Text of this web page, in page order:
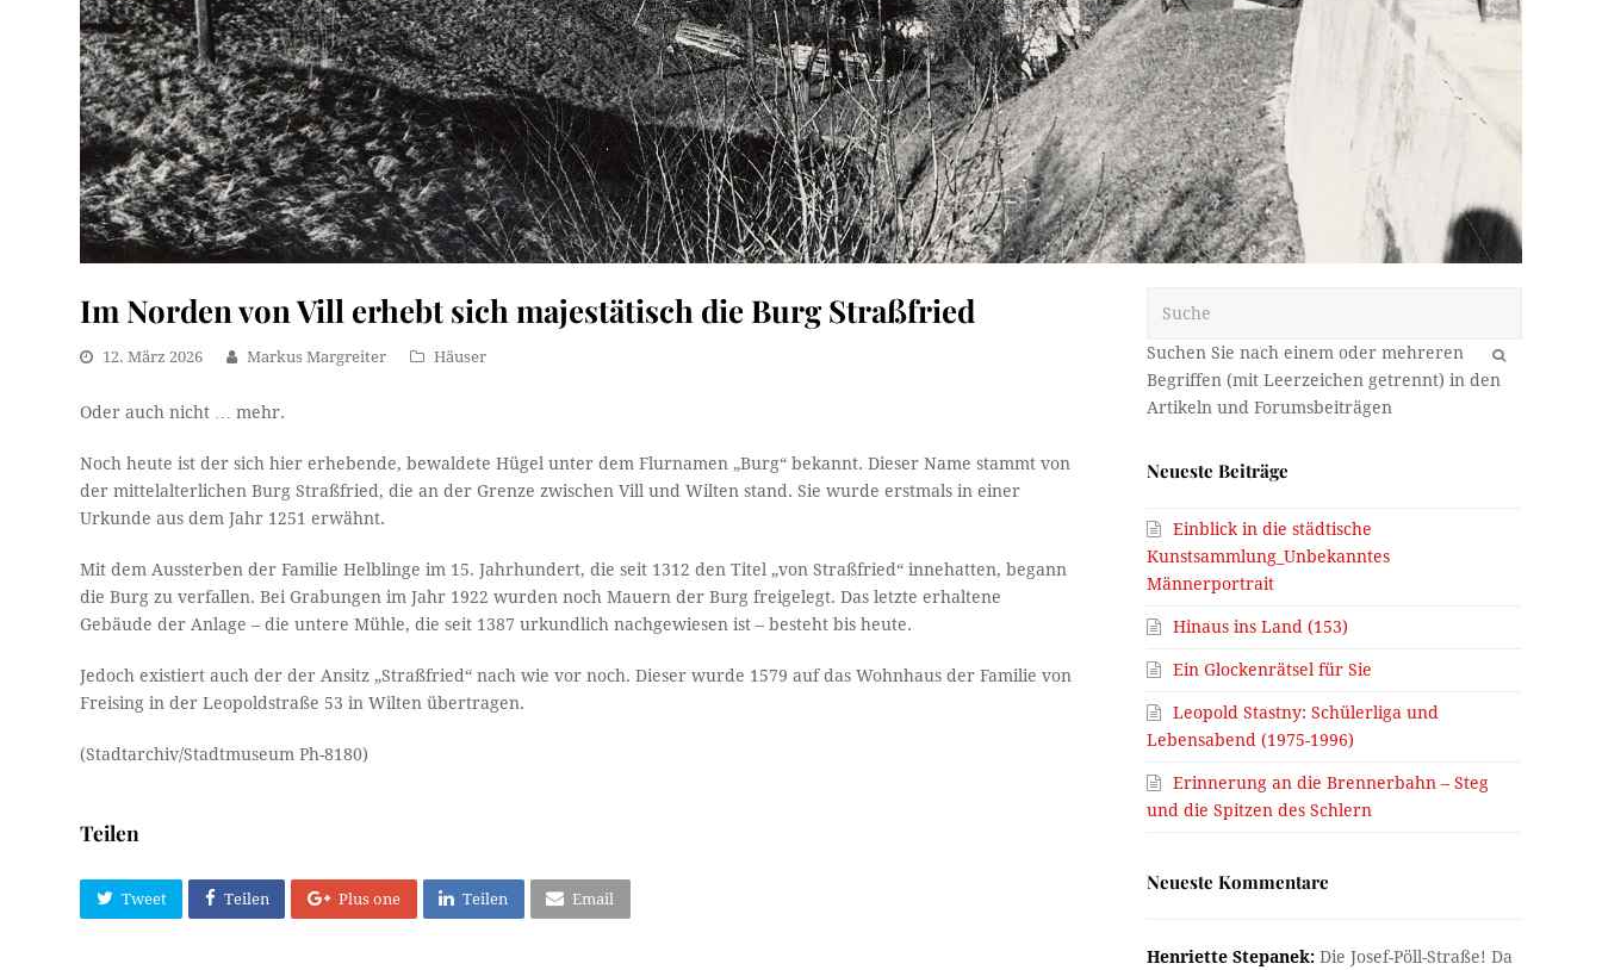
Im Norden von Vill erhebt sich majestätisch die Burg Straßfried
12. März 2026 Markus Margreiter Häuser
Oder auch nicht … mehr.
Noch heute ist der sich hier erhebende, bewaldete Hügel unter dem Flurnamen „Burg“ bekannt. Dieser Name stammt von
der mittelalterlichen Burg Straßfried, die an der Grenze zwischen Vill und Wilten stand. Sie wurde erstmals in einer
Urkunde aus dem Jahr 1251 erwähnt.
Mit dem Aussterben der Familie Helblinge im 15. Jahrhundert, die seit 1312 den Titel „von Straßfried“ innehatten, begann
die Burg zu verfallen. Bei Grabungen im Jahr 1922 wurden noch Mauern der Burg freigelegt. Das letzte erhaltene
Gebäude der Anlage – die untere Mühle, die seit 1387 urkundlich nachgewiesen ist – besteht bis heute.
Jedoch existiert auch der der Ansitz „Straßfried“ nach wie vor noch. Dieser wurde 1579 auf das Wohnhaus der Familie von
Freising in der Leopoldstraße 53 in Wilten übertragen.
(Stadtarchiv/Stadtmuseum Ph-8180)
Teilen
Tweet Teilen Plus one Teilen Email
OK
Neueste Beiträge
Einblick in die städtische
Kunstsammlung_Unbekanntes
Männerportrait
Hinaus ins Land (153)
Ein Glockenrätsel für Sie
Leopold Stastny: Schülerliga und
Lebensabend (1975-1996)
Erinnerung an die Brennerbahn – Steg
und die Spitzen des Schlern
Neueste Kommentare
Henriette Stepanek: Die Josef-Pöll-Straße! Da